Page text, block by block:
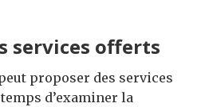
services offerts
proposer des services
d’examiner la